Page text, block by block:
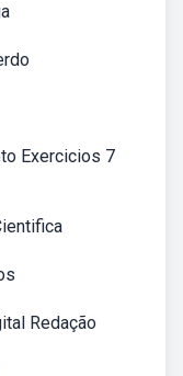
Exercicios 7
Redação